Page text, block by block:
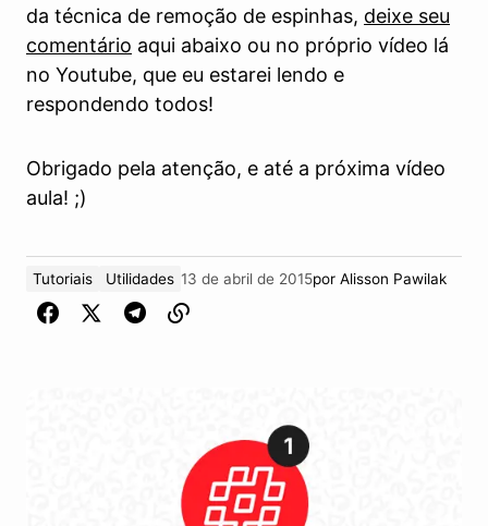
da técnica de remoção de espinhas, deixe seu
comentário aqui abaixo ou no próprio vídeo lá
no Youtube, que eu estarei lendo e
respondendo todos!
Obrigado pela atenção, e até a próxima vídeo
aula! ;)
Tutoriais Utilidades 13 de abril de 2015por Alisson Pawilak